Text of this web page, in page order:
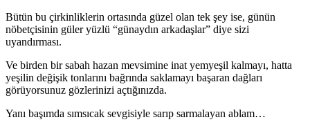
Bütün bu çirkinliklerin ortasında güzel olan tek şey ise, günün
nöbetçisinin güler yüzlü “günaydın arkadaşlar” diye sizi
uyandırması.
Ve birden bir sabah hazan mevsimine inat yemyeşil kalmayı, hatta
yeşilin değişik tonlarını bağrında saklamayı başaran dağları
görüyorsunuz gözlerinizi açtığınızda.
Yanı başımda sımsıcak sevgisiyle sarıp sarmalayan ablam…